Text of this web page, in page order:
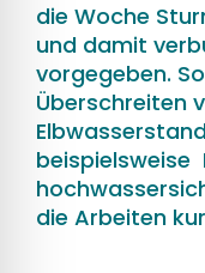
die Woche
und damit
vorgegeben.
Überschreiten
beispielsweise
die Arbeiten